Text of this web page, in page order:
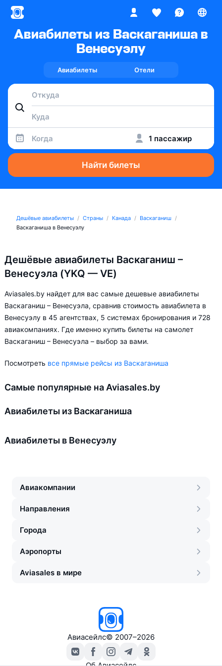
Авиабилеты из Васкаганиша в
Венесуэлу
Авиабилеты Отели
Когда 1 пассажир
Найти билеты
Дешёвые авиабилеты Страны Канада
Васкаганиш
Васкаганиша в Венесуэлу
Дешёвые авиабилеты Васкаганиш –
Венесуэла (YKQ — VE)
Aviasales.by найдет для вас самые дешевые авиабилеты
Васкаганиш – Венесуэла, сравнив стоимость авиабилета в
Венесуэлу в 45 агентствах, 5 системах бронирования и 728
авиакомпаниях. Где именно купить билеты на самолет
Васкаганиш – Венесуэла – выбор за вами.
Посмотреть все прямые рейсы из Васкаганиша
Самые популярные на Aviasales.by
Авиабилеты из Васкаганиша
Авиабилеты в Венесуэлу
Авиакомпании
Направления
Города
Аэропорты
Aviasales в мире
Авиасейлс© 2007–2026